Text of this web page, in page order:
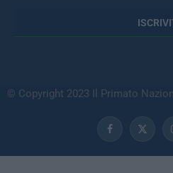
© Copyright 2023 Il Primato